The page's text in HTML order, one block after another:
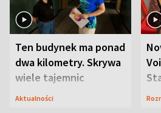
Ten budynek ma ponad
dwa kilometry. Skrywa
wiele tajemnic
Aktualności